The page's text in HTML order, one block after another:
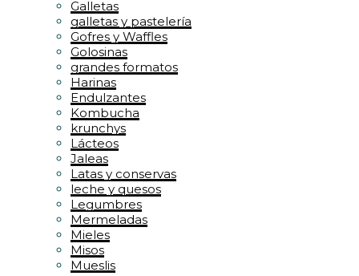
Galletas
galletas y pastelería
Gofres y Waffles
Golosinas
grandes formatos
Harinas
Endulzantes
Kombucha
krunchys
Lácteos
Jaleas
Latas y conservas
leche y quesos
Legumbres
Mermeladas
Mieles
Misos
Mueslis